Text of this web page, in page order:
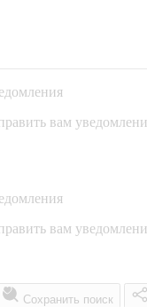
вам
вам
Сохранить поиск